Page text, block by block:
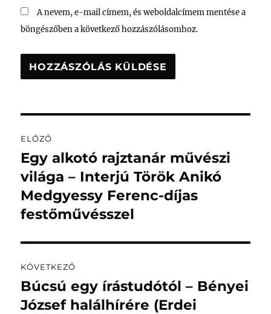
A nevem, e-mail címem, és weboldalcímem mentése a
böngészőben a következő hozzászólásomhoz.
navigáció
ELŐZŐ
Korábbi
bejegyzés:
Egy alkotó rajztanár művészi
világa – Interjú Török Anikó
Medgyessy Ferenc-díjas
festőművésszel
KÖVETKEZŐ
Következő
bejegyzés:
Búcsú egy írástudótól – Bényei
József halálhírére (Erdei